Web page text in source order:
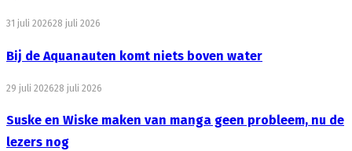
31 juli 202628 juli 2026
Bij de Aquanauten komt niets boven water
29 juli 202628 juli 2026
Suske en Wiske maken van manga geen probleem, nu de
lezers nog